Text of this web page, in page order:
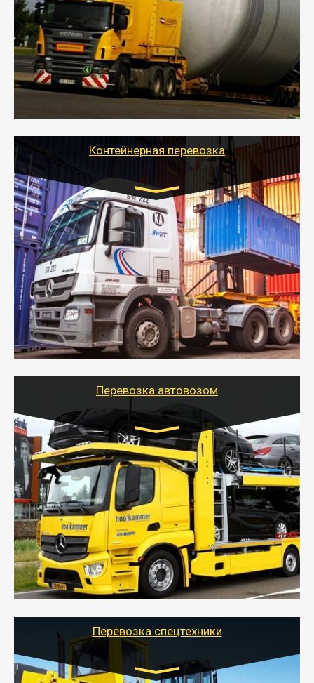
- Перевозка техники и негабаритных грузов
осуществляется после получения разрешения на
перевозку (обычно 7-14 дней).
- Тайгер Логистик в короткие сроки поможет вам
качественно и безопасно перевезти негабаритные
грузы по всей России тралом, манипулятором и
другим транспортом и подобрать оптимальный
Контейнерная перевозка
Цена за км. Рассчитывается
индивидуально
- Контейнерные грузоперевозки на специальном
оборудованном транспорте быстро, качественно и
безопасно.
- Наша транспортная компания поможет
организовать доставку в порт и из порта
стандартных контейнеров на контейнеровозе,
шаландах и площадках (открытых кузовах),
используя надежные крепления.
Перевозка автовозом
Цена за км. Рассчитывается
индивидуально
- Перевозка автовозом от Тайгер Логистик – это
быстрый и безопасный способ доставить несколько
легковых автомобилей за одну поездку в другой
город.
- Наша транспортная компания организует доставку
машин автовозом, подобрав оптимальный маршрут с
учетом всех особенности по пути следования.
Перевозка спецтехники